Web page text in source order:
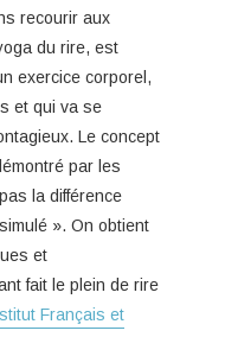
recourir aux
du rire, est
exercice corporel,
et qui va se
Le concept
par les
la différence
». On obtient
et
fait le plein de rire
Français et